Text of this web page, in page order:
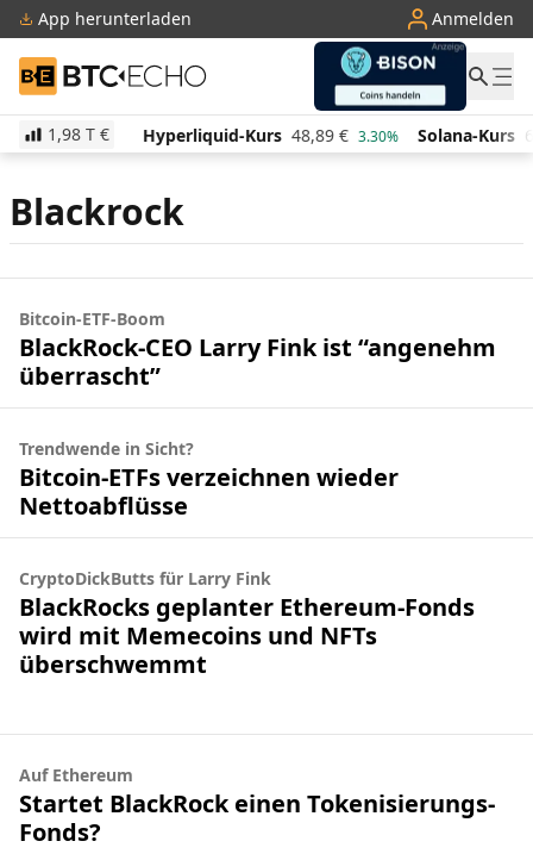
App herunterladen Anmelden
BTC-ECHO
1,98 T €
€ -0.50% Hyperliquid-Kurs 48,89 € 3.30% Solana-Kurs
Blackrock
Bitcoin-ETF-Boom
BlackRock-CEO Larry Fink ist “angenehm
überrascht”
Trendwende in Sicht?
Bitcoin-ETFs verzeichnen wieder
Nettoabflüsse
CryptoDickButts für Larry Fink
BlackRocks geplanter Ethereum-Fonds
wird mit Memecoins und NFTs
überschwemmt
Auf Ethereum
Startet BlackRock einen Tokenisierungs-
Fonds?